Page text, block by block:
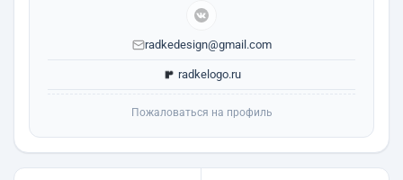
radkedesign@gmail.com
radkelogo.ru
Пожаловаться на профиль